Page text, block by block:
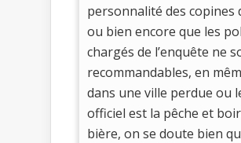
personnalité des copines
ou bien encore que les
chargés de l’enquête ne
recommandables, en
dans une ville perdue ou
officiel est la pêche et
bière, on se doute bien